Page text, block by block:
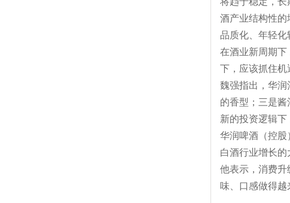
酒产业结构性的
品质化、年轻化
在酒业新周期
下，应该抓住机
魏强指出，华
的香型；三是
新的投资逻辑下
华润啤酒（控股
白酒行业增长的
他表示，消费升
味、口感做得